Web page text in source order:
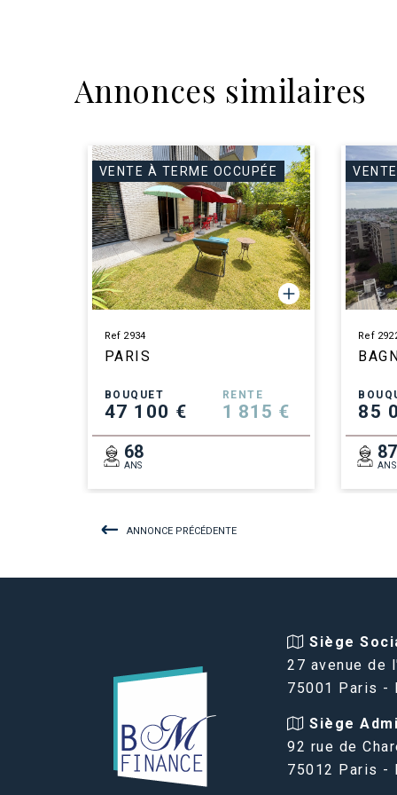
Annonces similaires
VENTE À TERME OCCUPÉE
Ref 2934
PARIS
BOUQUET
47 100 €
RENTE
1 815 €
68
ANS
Ref
85
87
ANS
ANNONCE PRÉCÉDENTE
Siège
27 avenue de
75001 Paris -
Siège
92 rue de
75012 Paris -